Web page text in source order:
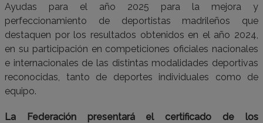
Ayudas para el año 2025 para la mejora y
perfeccionamiento de deportistas madrileños que
destaquen por los resultados obtenidos en el año 2024,
en su participación en competiciones oficiales nacionales
e internacionales de las distintas modalidades deportivas
reconocidas, tanto de deportes individuales como de
equipo.
La Federación presentará el certificado de los